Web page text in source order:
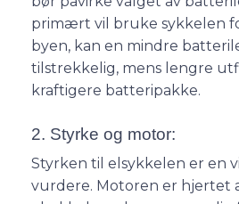
primært vil bruke sykkelen
byen, kan en mindre
tilstrekkelig, mens lengre
kraftigere batteripakke.
2. Styrke og motor:
Styrken til elsykkelen er en
vurdere. Motoren er hjertet